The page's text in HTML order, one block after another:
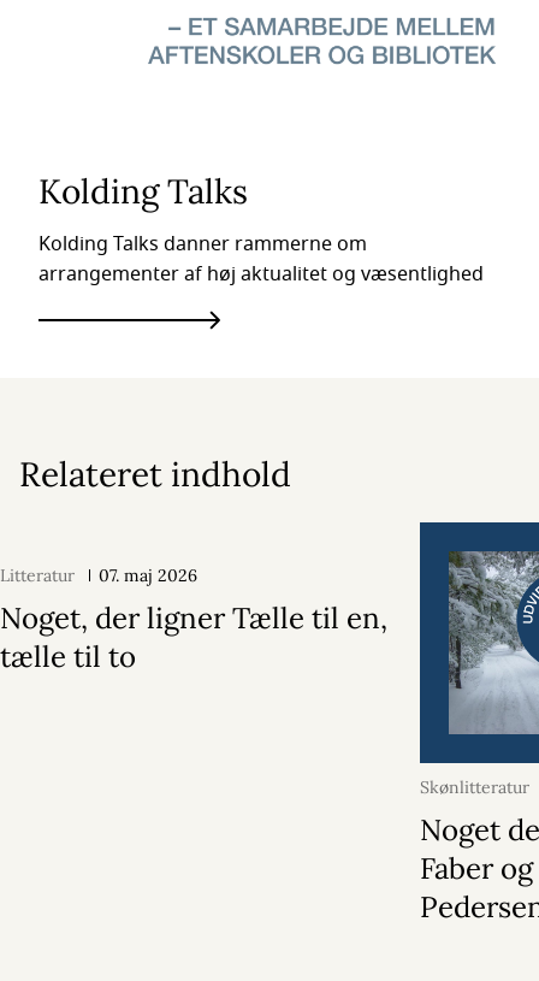
Kolding Talks
Kolding Talks danner rammerne om
arrangementer af høj aktualitet og væsentlighed
Relateret indhold
Litteratur 07. maj 2026
Noget, der ligner Tælle til en,
tælle til to
Skønlitteratur
Noget
Faber og